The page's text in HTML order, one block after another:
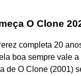
O Clone
completa 20
boa sempre vale
de O Clone (2001)